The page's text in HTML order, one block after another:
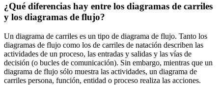
¿Qué diferencias hay entre los diagramas de carriles
y los diagramas de flujo?
Un diagrama de carriles es un tipo de diagrama de flujo. Tanto los
diagramas de flujo como los de carriles de natación describen las
actividades de un proceso, las entradas y salidas y las vías de
decisión (o bucles de comunicación). Sin embargo, mientras que un
diagrama de flujo sólo muestra las actividades, un diagrama de
carriles persona, función, entidad o proceso realiza las acciones.